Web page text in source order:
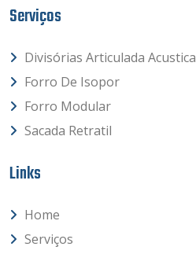
Serviços
Divisórias Articulada Acustica
Forro De Isopor
Forro Modular
Sacada Retratil
Links
Home
Serviços